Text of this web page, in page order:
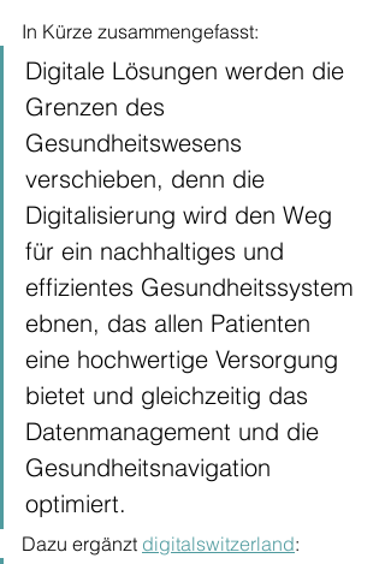
In Kürze zusammengefasst:
Digitale Lösungen werden die
Grenzen des
Gesundheitswesens
verschieben, denn die
Digitalisierung wird den Weg
für ein nachhaltiges und
effizientes Gesundheitssystem
ebnen, das allen Patienten
eine hochwertige Versorgung
bietet und gleichzeitig das
Datenmanagement und die
Gesundheitsnavigation
optimiert.
Dazu ergänzt digitalswitzerland: